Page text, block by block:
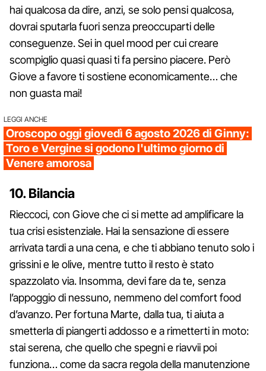
hai qualcosa da dire, anzi, se solo pensi qualcosa,
dovrai sputarla fuori senza preoccuparti delle
conseguenze. Sei in quel mood per cui creare
scompiglio quasi quasi ti fa persino piacere. Però
Giove a favore ti sostiene economicamente… che
non guasta mai!
LEGGI ANCHE
Oroscopo oggi giovedì 6 agosto 2026 di Ginny:
Toro e Vergine si godono l'ultimo giorno di
Venere amorosa
10. Bilancia
Rieccoci, con Giove che ci si mette ad amplificare la
tua crisi esistenziale. Hai la sensazione di essere
arrivata tardi a una cena, e che ti abbiano tenuto solo i
grissini e le olive, mentre tutto il resto è stato
spazzolato via. Insomma, devi fare da te, senza
l’appoggio di nessuno, nemmeno del comfort food
d’avanzo. Per fortuna Marte, dalla tua, ti aiuta a
smetterla di piangerti addosso e a rimetterti in moto:
stai serena, che quello che spegni e riavvii poi
funziona… come da sacra regola della manutenzione